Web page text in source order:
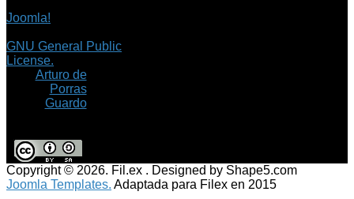
Joomla!
GNU General Public
License.
Arturo de
Porras
Guardo
Copyright © 2026. Fil.ex . Designed by Shape5.com
Joomla Templates. Adaptada para Filex en 2015